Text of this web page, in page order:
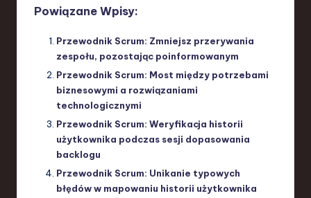
Powiązane Wpisy:
Przewodnik Scrum: Zmniejsz przerywania
zespołu, pozostając poinformowanym
Przewodnik Scrum: Most między potrzebami
biznesowymi a rozwiązaniami
technologicznymi
Przewodnik Scrum: Weryfikacja historii
użytkownika podczas sesji dopasowania
backlogu
Przewodnik Scrum: Unikanie typowych
błędów w mapowaniu historii użytkownika